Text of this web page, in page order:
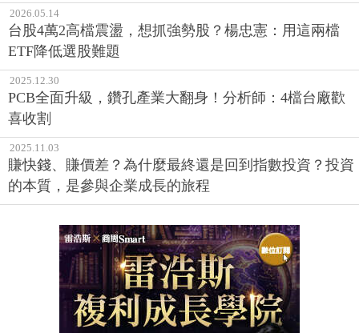
2026.05.14
台股4萬2高檔震盪，想抓強勢股？楊忠憲：用這兩檔
ETF降低選股難題
2025.12.30
PCB全面升級，鑽孔產業大翻身！分析師：4檔台廠歡
喜收割
2025.11.03
賺快錢、賺價差？為什麼最終還是回到指數投資？投資
的本質，是參與企業成長的旅程